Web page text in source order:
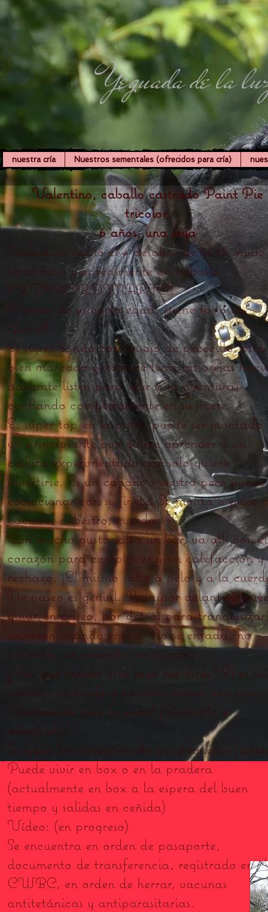
Yeguada de la
nuestra cría Nuestros sementales (ofrecidos para cría)
Valentino, caballo castrado Paint Pie
tricolor,
6 años, una joya
Valentino nació el 4 de abril de 2015, mide
1m60+au- y es realmente un caballo
EXTRAORDINARIO!
A pesar de su corta edad, ¡tiene todo un
Grand!
Es súper bonito con un ojo de pececillo, está
bien marcado y siempre tiene las orejas
adelante listas para salir a la aventura,
confiando completamente en su jinete...
Es súper top en la pista, puede ser montado
un principiante que quiere aprender o un
ciclista experimentado que solo quiere
divertirse. Es un caballo maestro pero puede
evolucionar con su jinete. Se monta a pelo,
bocado, cabestro, cuerda.
Con mucho gusto salta un bar, va allí con el
corazón para complacer y sin calefacción y
rechazo. ¡El mismo salto a pelo y a la
De paseo es genial. Pasa por delante y
guiar un paseo, por detrás para
un joven cuando entra. No se enfada, no
calienta, no muerde, no dispara…..
¿Por qué vender esta joya me dirás? Él es un
caballo castrado y nosotros somos una
¡Realmente vale la pena! ¡Probarlo es
adoptarlo!
Se ganó los corazones de mis pequeños
Puede vivir en box o en la pradera
(actualmente en box a la espera del buen
tiempo y salidas en ceñida)
Vídeo: (en progreso)
Se encuentra en orden de pasaporte,
documento de transferencia, registrado en el
CWBC, en orden de herrar, vacunas
antitetánicas y antiparasitarias.